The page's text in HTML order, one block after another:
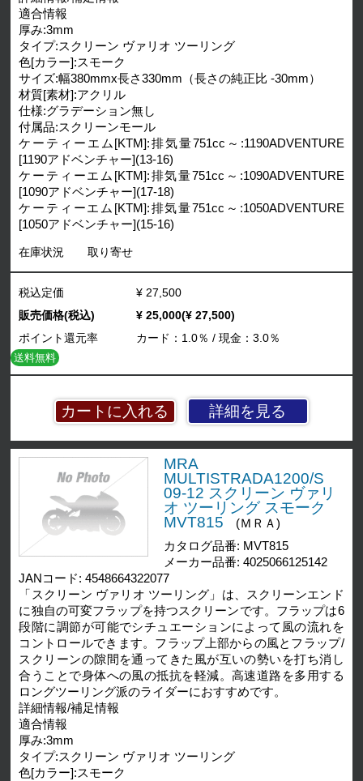
適合情報
厚み:3mm
タイプ:スクリーン ヴァリオ ツーリング
色[カラー]:スモーク
サイズ:幅380mmx長さ330mm（長さの純正比 -30mm）
材質[素材]:アクリル
仕様:グラデーション無し
付属品:スクリーンモール
ケーティーエム[KTM]:排気量751cc～:1190ADVENTURE
[1190アドベンチャー](13-16)
ケーティーエム[KTM]:排気量751cc～:1090ADVENTURE
[1090アドベンチャー](17-18)
ケーティーエム[KTM]:排気量751cc～:1050ADVENTURE
[1050アドベンチャー](15-16)
在庫状況 取り寄せ
詳細を見る
税込定価
¥ 27,500
販売価格(税込)
¥ 25,000(¥ 27,500)
ポイント還元率
カード：1.0％ / 現金：3.0％
送料無料
MRA
MULTISTRADA1200/S
09-12 スクリーン ヴァリ
オ ツーリング スモーク
MVT815
(ＭＲＡ)
カタログ品番: MVT815
メーカー品番: 4025066125142
JANコード: 4548664322077
「スクリーン ヴァリオ ツーリング」は、スクリーンエンド
に独自の可変フラップを持つスクリーンです。フラップは6
段階に調節が可能でシチュエーションによって風の流れを
コントロールできます。フラップ上部からの風とフラップ/
スクリーンの隙間を通ってきた風が互いの勢いを打ち消し
合うことで身体への風の抵抗を軽減。高速道路を多用する
ロングツーリング派のライダーにおすすめです。
詳細情報/補足情報
適合情報
厚み:3mm
タイプ:スクリーン ヴァリオ ツーリング
色[カラー]:スモーク